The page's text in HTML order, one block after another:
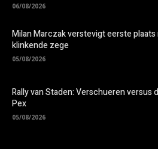
06/08/2026
Milan Marczak verstevigt eerste
klinkende zege
05/08/2026
Rally van Staden: Verschueren versus
Pex
05/08/2026